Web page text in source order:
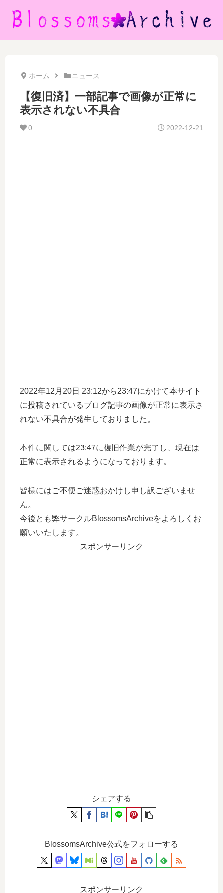
ホーム ニュース
【復旧済】一部記事で画像が正常に
表示されない不具合
0 2022-12-21
2022年12月20日 23:12から23:47にかけて本サイト
に投稿されているブログ記事の画像が正常に表示さ
れない不具合が発生しておりました。
本件に関しては23:47に復旧作業が完了し、現在は
正常に表示されるようになっております。
皆様にはご不便ご迷惑おかけし申し訳ございませ
ん。
今後とも弊サークルBlossomsArchiveをよろしくお
願いいたします。
スポンサーリンク
シェアする
BlossomsArchive公式をフォローする
スポンサーリンク